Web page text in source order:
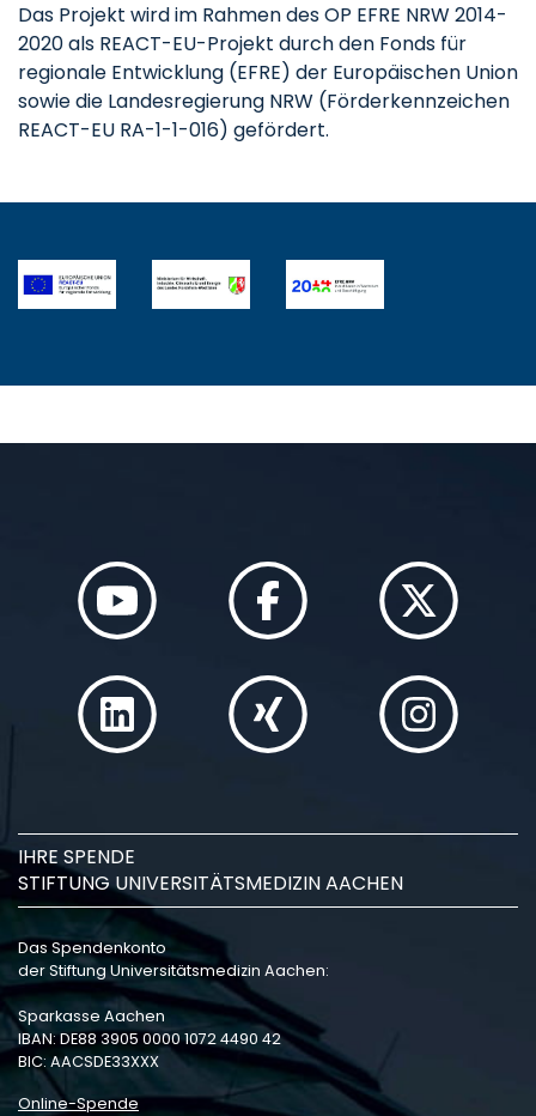
Das Projekt wird im Rahmen des OP EFRE NRW 2014-
2020 als REACT-EU-Projekt durch den Fonds für
regionale Entwicklung (EFRE) der Europäischen Union
sowie die Landesregierung NRW (Förderkennzeichen
REACT-EU RA-1-1-016) gefördert.
IHRE SPENDE
STIFTUNG UNIVERSITÄTSMEDIZIN AACHEN
Das Spendenkonto
der Stiftung Universitätsmedizin Aachen:
Sparkasse Aachen
IBAN: DE88 3905 0000 1072 4490 42
BIC: AACSDE33XXX
Online-Spende